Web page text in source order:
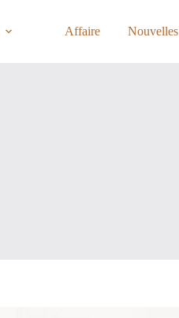
Affaire Nouvelles